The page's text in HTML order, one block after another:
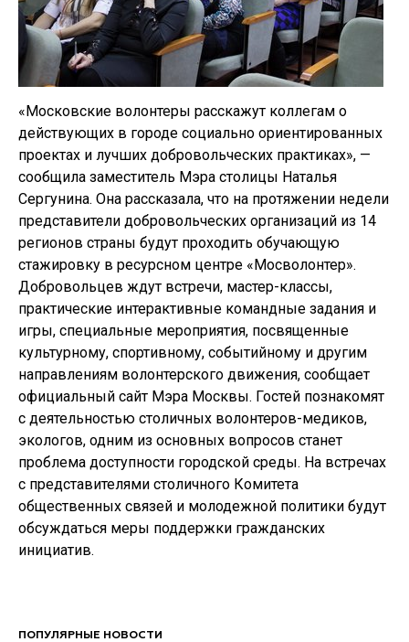
«Московские волонтеры расскажут коллегам о
действующих в городе социально ориентированных
проектах и лучших добровольческих практиках», —
сообщила заместитель Мэра столицы Наталья
Сергунина. Она рассказала, что на протяжении недели
представители добровольческих организаций из 14
регионов страны будут проходить обучающую
стажировку в ресурсном центре «Мосволонтер».
Добровольцев ждут встречи, мастер-классы,
практические интерактивные командные задания и
игры, специальные мероприятия, посвященные
культурному, спортивному, событийному и другим
направлениям волонтерского движения, сообщает
официальный сайт Мэра Москвы. Гостей познакомят
с деятельностью столичных волонтеров-медиков,
экологов, одним из основных вопросов станет
проблема доступности городской среды. На встречах
с представителями столичного Комитета
общественных связей и молодежной политики будут
обсуждаться меры поддержки гражданских
инициатив.
ПОПУЛЯРНЫЕ НОВОСТИ